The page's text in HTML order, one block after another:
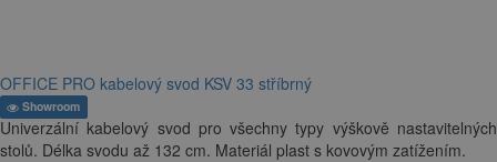
OFFICE PRO kabelový svod KSV 33 stříbrný
Showroom
Univerzální kabelový svod pro všechny typy výškově nastavitelných
stolů. Délka svodu až 132 cm. Materiál plast s kovovým zatížením.